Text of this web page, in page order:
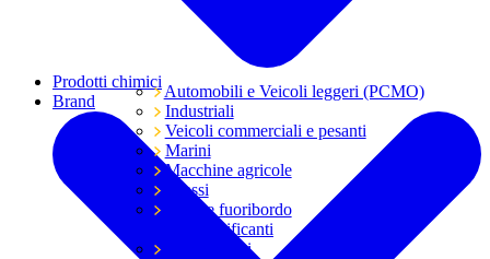
Automobili e Veicoli leggeri (PCMO)
Industriali
Veicoli commerciali e pesanti
Marini
Macchine agricole
Grassi
Moto e fuoribordo
Tutti i lubrificanti
Trasmissioni
Prodotti chimici
Brand